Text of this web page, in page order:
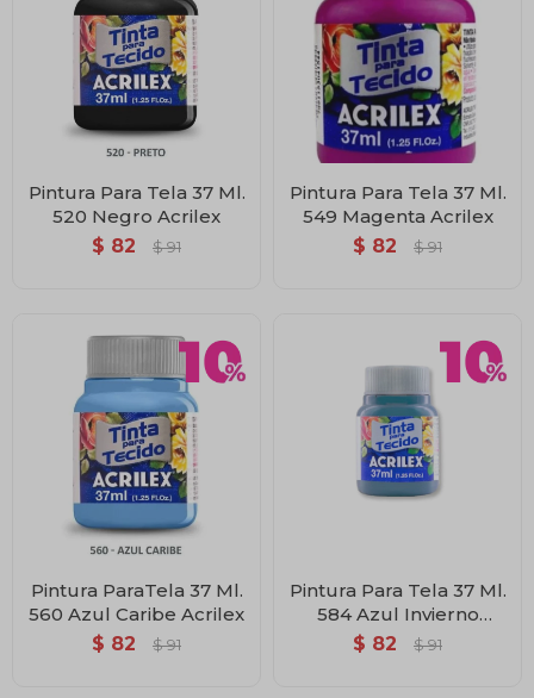
Pintura Para Tela 37 Ml.
520 Negro Acrilex
$ 82 $ 91
Pintura Para Tela 37 Ml.
549 Magenta Acrilex
$ 82 $ 91
Pintura ParaTela 37 Ml.
560 Azul Caribe Acrilex
$ 82 $ 91
Pintura Para Tela 37 Ml.
584 Azul Invierno
Acrilex
$ 82 $ 91